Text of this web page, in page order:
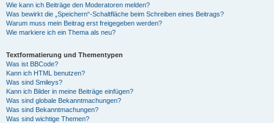
Wie kann ich Beiträge den Moderatoren melden?
Was bewirkt die „Speichern“-Schaltfläche beim Schreiben eines Beitrags?
Warum muss mein Beitrag erst freigegeben werden?
Wie markiere ich ein Thema als neu?
Textformatierung und Thementypen
Was ist BBCode?
Kann ich HTML benutzen?
Was sind Smileys?
Kann ich Bilder in meine Beiträge einfügen?
Was sind globale Bekanntmachungen?
Was sind Bekanntmachungen?
Was sind wichtige Themen?